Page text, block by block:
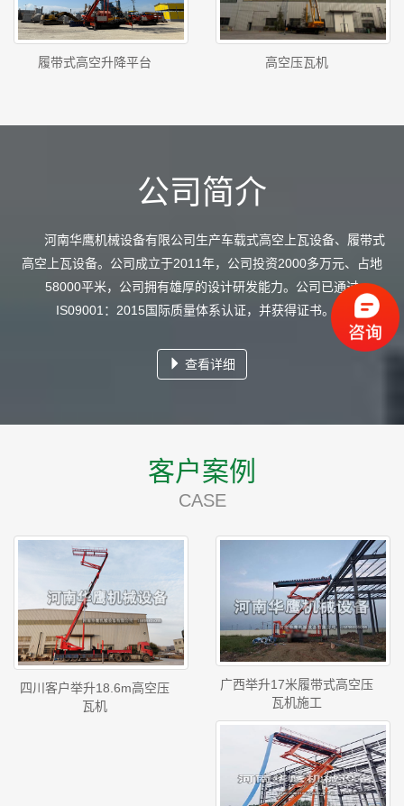
履带式高空升降平台 高空压瓦机
公司简介
河南华鹰机械设备有限公司生产车载式高空上瓦设备、履带式
高空上瓦设备。公司成立于2011年，公司投资2000多万元、占地
58000平米，公司拥有雄厚的设计研发能力。公司已通过
IS09001：2015国际质量体系认证，并获得证书。 ...
查看详细
客户案例
CASE
四川客户举升18.6m高空压
瓦机
广西举升17米履带式高空压
瓦机施工